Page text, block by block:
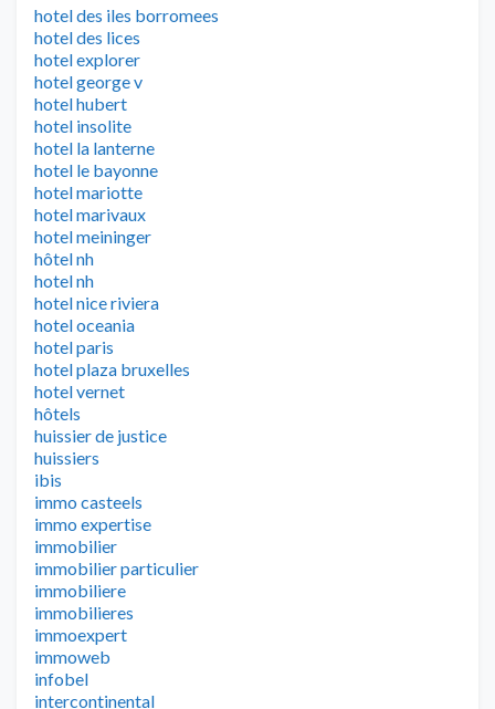
hotel des iles borromees
hotel des lices
hotel explorer
hotel george v
hotel hubert
hotel insolite
hotel la lanterne
hotel le bayonne
hotel mariotte
hotel marivaux
hotel meininger
hôtel nh
hotel nh
hotel nice riviera
hotel oceania
hotel paris
hotel plaza bruxelles
hotel vernet
hôtels
huissier de justice
huissiers
ibis
immo casteels
immo expertise
immobilier
immobilier particulier
immobiliere
immobilieres
immoexpert
immoweb
infobel
intercontinental